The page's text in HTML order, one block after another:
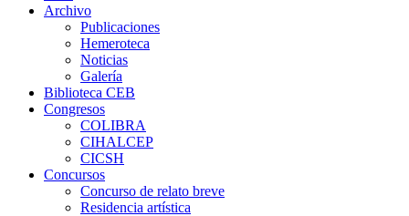
Archivo
Publicaciones
Hemeroteca
Noticias
Galería
Biblioteca CEB
Congresos
COLIBRA
CIHALCEP
CICSH
Concursos
Concurso de relato breve
Residencia artística